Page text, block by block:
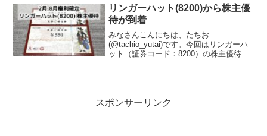
レクティブはどんな会社？ユナイテッド
＆コレクティ...
リンガーハット(8200)から株主優
待が到着
みなさんこんにちは、たちお
(@tachio_yutai)です。今回はリンガーハ
ット（証券コード：8200）の株主優待が
スポンサーリンク